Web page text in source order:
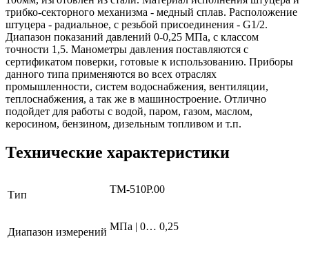
трибко-секторного механизма - медный сплав. Расположение
штуцера - радиальное, с резьбой присоединения - G1/2.
Диапазон показаний давлений 0-0,25 МПа, с классом
точности 1,5. Манометры давления поставляются с
сертификатом поверки, готовые к использованию. Приборы
данного типа применяются во всех отраслях
промышленности, систем водоснабжения, вентиляции,
теплоснабжения, а так же в машиностроение. Отлично
подойдет для работы с водой, паром, газом, маслом,
керосином, бензином, дизельным топливом и т.п.
Технические характеристики
Тип ТМ-510Р.00
Диапазон измерений МПа | 0… 0,25